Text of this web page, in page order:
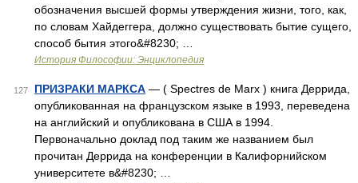
обозначения высшей формы утверждения жизни, того, как,
по словам Хайдеггера, должно существовать бытие сущего,
способ бытия этого&#8230; …
История Философии: Энциклопедия
127 ПРИЗРАКИ МАРКСА — ( Spectres de Marx ) книга Деррида,
опубликованная на французском языке в 1993, переведена
на английский и опубликована в США в 1994.
Первоначально доклад под таким же названием был
прочитан Деррида на конференции в Калифорнийском
университете в&#8230; …